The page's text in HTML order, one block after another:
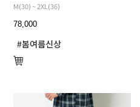
M(30) ~ 2XL(36)
78,000